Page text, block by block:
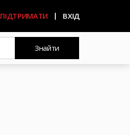
ПІДТРИМАТИ ВХІД
Знайти